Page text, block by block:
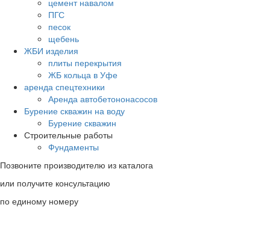
цемент навалом
ПГС
песок
щебень
ЖБИ изделия
плиты перекрытия
ЖБ кольца в Уфе
аренда спецтехники
Аренда автобетононасосов
Бурение скважин на воду
Бурение скважин
Строительные работы
Фундаменты
Позвоните производителю из каталога
или получите консультацию
по единому номеру